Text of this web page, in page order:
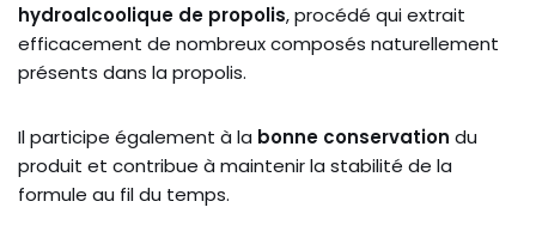
hydroalcoolique de propolis, procédé qui extrait
efficacement de nombreux composés naturellement
présents dans la propolis.
Il participe également à la bonne conservation du
produit et contribue à maintenir la stabilité de la
formule au fil du temps.